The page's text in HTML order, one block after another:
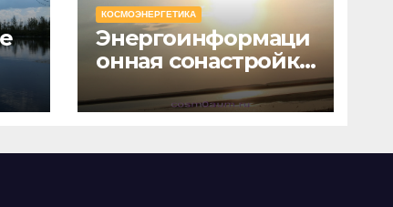
КОСМОЭНЕРГЕТИКА
Энергоинформаци
онная сонастройка
в космоэнергетике
с точки зрения